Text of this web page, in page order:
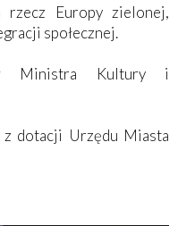
rzecz Europy zielonej,
społecznej.
Ministra Kultury i
z dotacji Urzędu Miasta